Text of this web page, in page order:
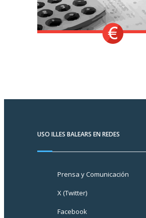
USO ILLES BALEARS EN REDES
Prensa y Comunicación
X (Twitter)
Facebook